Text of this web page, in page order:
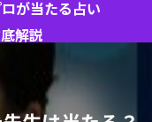
が当たる占い
解説